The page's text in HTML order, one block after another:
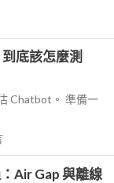
底該怎麼測
Chatbot。 準備一
Air Gap 與離線